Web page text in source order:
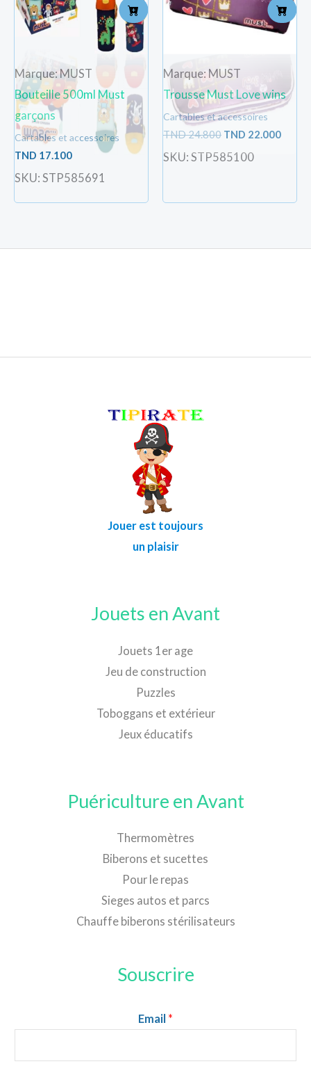
Marque: MUST
Bouteille 500ml Must
garçons
Cartables et accessoires
TND 17.100
SKU: STP585691
Marque: MUST
Trousse Must Love wins
Cartables et accessoires
TND24.800 TND 22.000
SKU: STP585100
Jouer est toujours
un plaisir
Jouets en Avant
Jouets 1er age
Jeu de construction
Puzzles
Toboggans et extérieur
Jeux éducatifs
Puériculture en Avant
Thermomètres
Biberons et sucettes
Pour le repas
Sieges autos et parcs
Chauffe biberons stérilisateurs
Souscrire
Email *